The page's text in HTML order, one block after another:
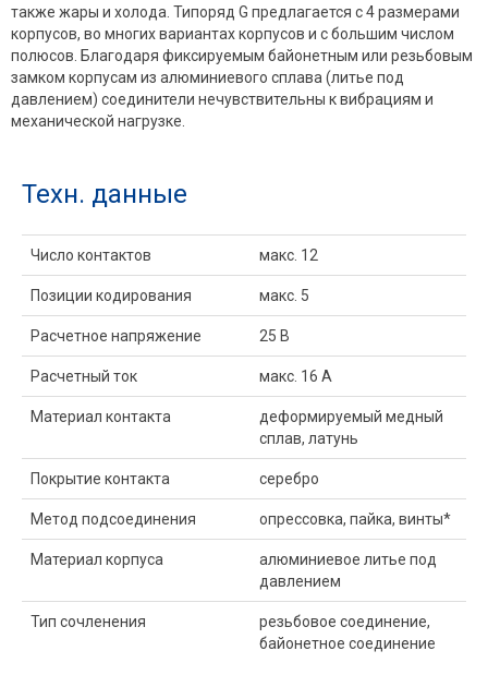
также жары и холода. Типоряд G предлагается с 4 размерами
корпусов, во многих вариантах корпусов и с большим числом
полюсов. Благодаря фиксируемым байонетным или резьбовым
замком корпусам из алюминиевого сплава (литье под
давлением) соединители нечувствительны к вибрациям и
механической нагрузке.
Техн. данные
Число контактов макс. 12
Позиции кодирования макс. 5
Расчетное напряжение 25 В
Расчетный ток макс. 16 A
Материал контакта
деформируемый медный
сплав, латунь
Покрытие контакта серебро
Метод подсоединения опрессовка, пайка, винты*
Материал корпуса
алюминиевое литье под
давлением
Тип сочленения
резьбовое соединение,
байонетное соединение